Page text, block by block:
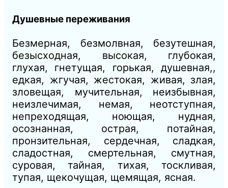
Душевные переживания
Безмерная, безмолвная, безутешная,
безысходная, высокая, глубокая,
глухая, гнетущая, горькая, душевная,,
едкая, жгучая, жестокая, живая, злая,
зловещая, мучительная, неизбывная,
неизлечимая, немая, неотступная,
непреходящая, ноющая, нудная,
осознанная, острая, потайная,
пронзительная, сердечная, сладкая,
сладостная, смертельная, смутная,
суровая, тайная, тихая, тоскливая,
тупая, щекочущая, щемящая, ясная.